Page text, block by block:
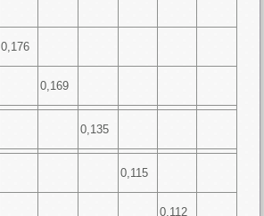
0,176
0,169
0,135
0,115
0,112